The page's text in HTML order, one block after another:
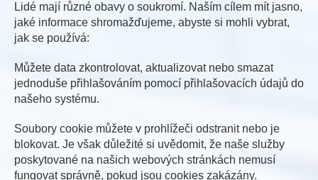
Lidé mají různé obavy o soukromí. Naším cílem mít jasno,
jaké informace shromažďujeme, abyste si mohli vybrat,
jak se používá:
Můžete data zkontrolovat, aktualizovat nebo smazat
jednoduše přihlašováním pomocí přihlašovacích údajů do
našeho systému.
Soubory cookie můžete v prohlížeči odstranit nebo je
blokovat. Je však důležité si uvědomit, že naše služby
poskytované na našich webových stránkách nemusí
fungovat správně, pokud jsou cookies zakázány.